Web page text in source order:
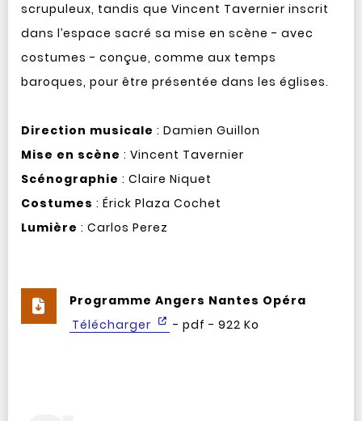
scrupuleux, tandis que Vincent Tavernier inscrit
dans l’espace sacré sa mise en scène - avec
costumes - conçue, comme aux temps
baroques, pour être présentée dans les églises.
Direction musicale : Damien Guillon
Mise en scène : Vincent Tavernier
Scénographie : Claire Niquet
Costumes : Érick Plaza Cochet
Lumière : Carlos Perez
Programme Angers Nantes Opéra
Télécharger
- pdf - 922 Ko